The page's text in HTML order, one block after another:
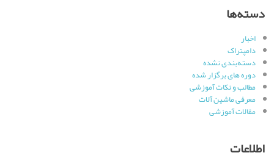
دسته‌ها
اخبار
دامپتراک
دسته‌بندی نشده
دوره های برگزار شده
مطالب و نکات آموزشی
معرفی ماشین آلات
مقالات آموزشی
اطلاعات